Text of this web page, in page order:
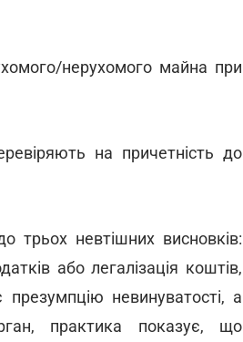
нерухомого майна при
на причетність до
трьох невтішних висновків:
або легалізація коштів,
невинуватості, а
практика показує, що